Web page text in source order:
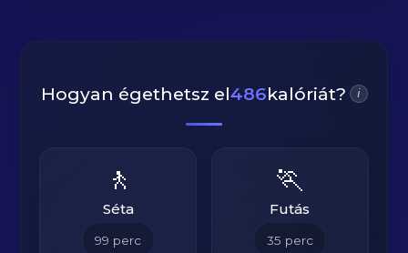
Hogyan égethetsz el486kalóriát? i
🚶
Séta
99 perc
🏃
Futás
35 perc